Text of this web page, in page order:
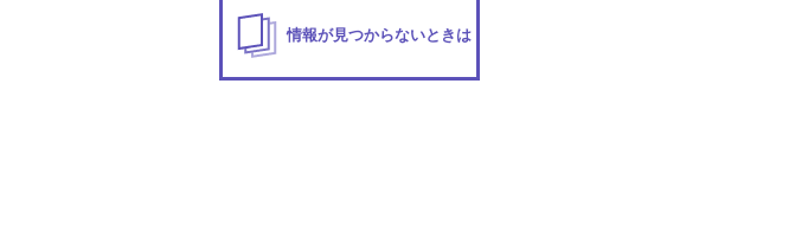
情報が見つからないときは